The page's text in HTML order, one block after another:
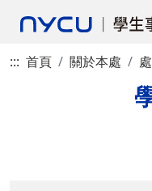
::: 首頁 關於本處